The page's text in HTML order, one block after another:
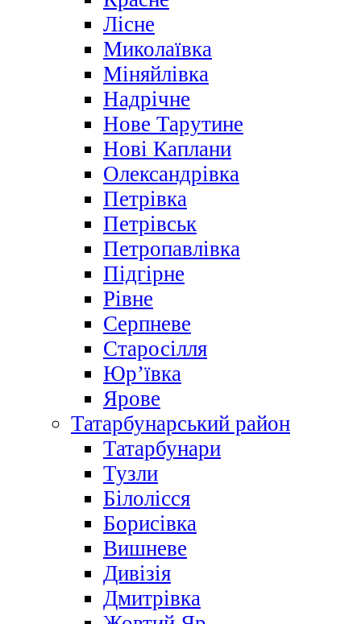
Лісне
Миколаївка
Міняйлівка
Надрічне
Нове Тарутине
Нові Каплани
Олександрівка
Петрівка
Петрівськ
Петропавлівка
Підгірне
Рівне
Серпневе
Старосілля
Юр’ївка
Ярове
Татарбунарський район
Татарбунари
Тузли
Білолісся
Борисівка
Вишневе
Дивізія
Дмитрівка